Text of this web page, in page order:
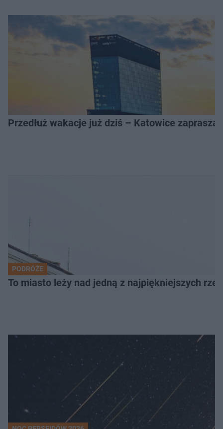
Przedłuż wakacje już dziś – Katowice
PODRÓŻE
To miasto leży nad jedną z najpiękniejszych